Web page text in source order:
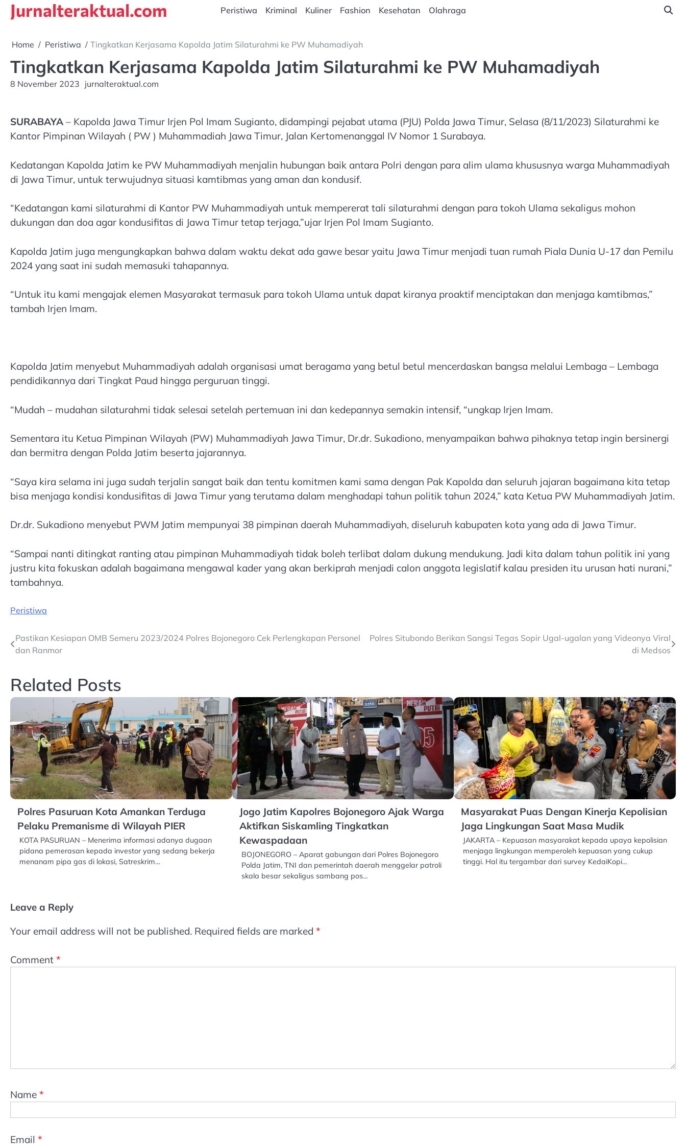
SkipJurnalteraktual.com Peristiwa Kriminal Kuliner Fashion Kesehatan Olahraga
Home Peristiwa Tingkatkan Kerjasama Kapolda Jatim Silaturahmi ke PW Muhamadiyah
Tingkatkan Kerjasama Kapolda Jatim Silaturahmi ke PW Muhamadiyah
8 November 2023 jurnalteraktual.com
SURABAYA – Kapolda Jawa Timur Irjen Pol Imam Sugianto, didampingi pejabat utama (PJU) Polda Jawa Timur, Selasa (8/11/2023) Silaturahmi ke
Kantor Pimpinan Wilayah ( PW ) Muhammadiah Jawa Timur, Jalan Kertomenanggal IV Nomor 1 Surabaya.
Kedatangan Kapolda Jatim ke PW Muhammadiyah menjalin hubungan baik antara Polri dengan para alim ulama khususnya warga Muhammadiyah
di Jawa Timur, untuk terwujudnya situasi kamtibmas yang aman dan kondusif.
“Kedatangan kami silaturahmi di Kantor PW Muhammadiyah untuk mempererat tali silaturahmi dengan para tokoh Ulama sekaligus mohon
dukungan dan doa agar kondusifitas di Jawa Timur tetap terjaga,”ujar Irjen Pol Imam Sugianto.
Kapolda Jatim juga mengungkapkan bahwa dalam waktu dekat ada gawe besar yaitu Jawa Timur menjadi tuan rumah Piala Dunia U-17 dan Pemilu
2024 yang saat ini sudah memasuki tahapannya.
“Untuk itu kami mengajak elemen Masyarakat termasuk para tokoh Ulama untuk dapat kiranya proaktif menciptakan dan menjaga kamtibmas,”
tambah Irjen Imam.
Kapolda Jatim menyebut Muhammadiyah adalah organisasi umat beragama yang betul betul mencerdaskan bangsa melalui Lembaga – Lembaga
pendidikannya dari Tingkat Paud hingga perguruan tinggi.
“Mudah – mudahan silaturahmi tidak selesai setelah pertemuan ini dan kedepannya semakin intensif, “ungkap Irjen Imam.
Sementara itu Ketua Pimpinan Wilayah (PW) Muhammadiyah Jawa Timur, Dr.dr. Sukadiono, menyampaikan bahwa pihaknya tetap ingin bersinergi
dan bermitra dengan Polda Jatim beserta jajarannya.
“Saya kira selama ini juga sudah terjalin sangat baik dan tentu komitmen kami sama dengan Pak Kapolda dan seluruh jajaran bagaimana kita tetap
bisa menjaga kondisi kondusifitas di Jawa Timur yang terutama dalam menghadapi tahun politik tahun 2024,” kata Ketua PW Muhammadiyah Jatim.
Dr.dr. Sukadiono menyebut PWM Jatim mempunyai 38 pimpinan daerah Muhammadiyah, diseluruh kabupaten kota yang ada di Jawa Timur.
“Sampai nanti ditingkat ranting atau pimpinan Muhammadiyah tidak boleh terlibat dalam dukung mendukung. Jadi kita dalam tahun politik ini yang
justru kita fokuskan adalah bagaimana mengawal kader yang akan berkiprah menjadi calon anggota legislatif kalau presiden itu urusan hati nurani,”
tambahnya.
Peristiwa
Post
Pastikan Kesiapan OMB Semeru 2023/2024 Polres Bojonegoro Cek Perlengkapan Personel
dan Ranmor
Polres Situbondo Berikan Sangsi Tegas Sopir Ugal-ugalan yang Videonya Viral
di Medsos
Related Posts
Polres Pasuruan Kota Amankan Terduga
Pelaku Premanisme di Wilayah PIER
KOTA PASURUAN – Menerima informasi adanya dugaan
pidana pemerasan kepada investor yang sedang bekerja
menanam pipa gas di lokasi, Satreskrim…
Jogo Jatim Kapolres Bojonegoro Ajak Warga
Aktifkan Siskamling Tingkatkan
Kewaspadaan
BOJONEGORO – Aparat gabungan dari Polres Bojonegoro
Polda Jatim, TNI dan pemerintah daerah menggelar patroli
skala besar sekaligus sambang pos…
Masyarakat Puas Dengan Kinerja Kepolisian
Jaga Lingkungan Saat Masa Mudik
JAKARTA – Kepuasan masyarakat kepada upaya kepolisian
menjaga lingkungan memperoleh kepuasan yang cukup
tinggi. Hal itu tergambar dari survey KedaiKopi…
Leave a Reply
Your email address will not be published. Required fields are marked *
Comment *
Name *
Email *